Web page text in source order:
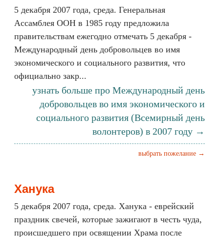
5 декабря 2007 года, среда. Генеральная
Ассамблея ООН в 1985 году предложила
правительствам ежегодно отмечать 5 декабря -
Международный день добровольцев во имя
экономического и социального развития, что
официально закр...
узнать больше про Международный день
добровольцев во имя экономического и
социального развития (Всемирный день
волонтеров) в 2007 году →
выбрать пожелание →
Ханука
5 декабря 2007 года, среда. Ханука - еврейский
праздник свечей, которые зажигают в честь чуда,
происшедшего при освящении Храма после